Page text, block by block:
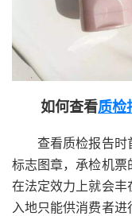
如何查看质检
查看质检报告时
标志图章，承检机
在法定效力上就会
入地只能供消费者